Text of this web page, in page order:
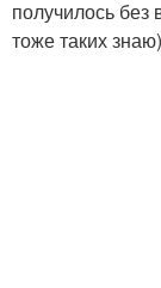
получилось без
тоже таких знаю)